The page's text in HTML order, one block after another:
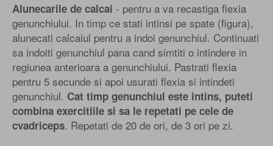
Alunecarile de calcai - pentru a va recastiga flexia
genunchiului. In timp ce stati intinsi pe spate (figura),
alunecati calcaiul pentru a indoi genunchiul. Continuati
sa indoiti genunchiul pana cand simtiti o intindere in
regiunea anterioara a genunchiului. Pastrati flexia
pentru 5 secunde si apoi usurati flexia si intindeti
genunchiul. Cat timp genunchiul este intins, puteti
combina exercitiile si sa le repetati pe cele de
cvadriceps. Repetati de 20 de ori, de 3 ori pe zi.